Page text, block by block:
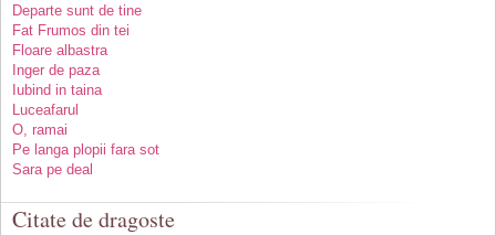
Departe sunt de tine
Fat Frumos din tei
Floare albastra
Inger de paza
Iubind in taina
Luceafarul
O, ramai
Pe langa plopii fara sot
Sara pe deal
Citate de dragoste